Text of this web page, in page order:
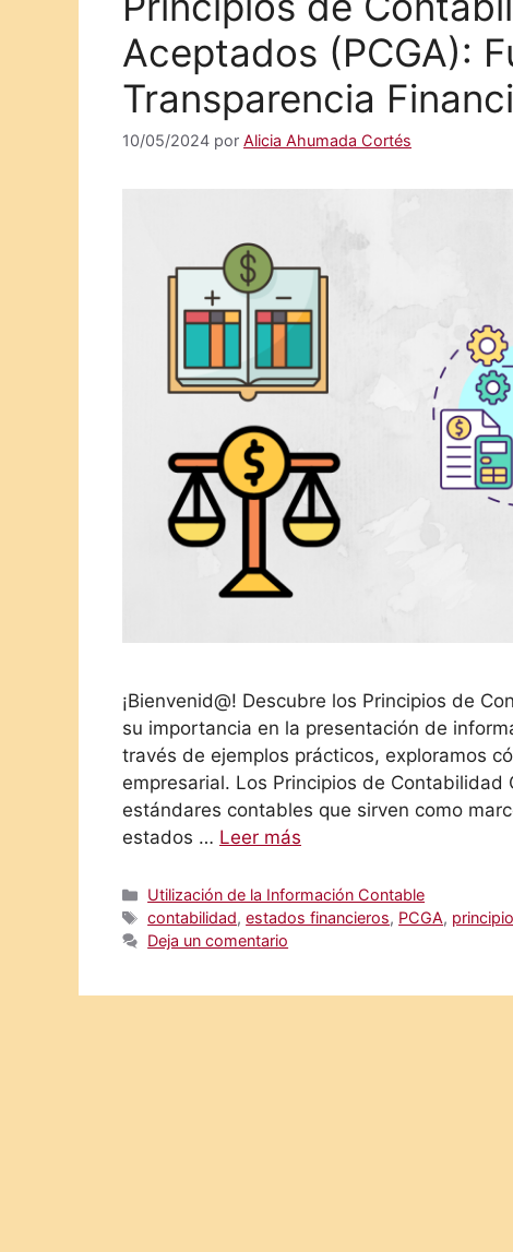
Aceptados (PCGA):
Transparencia
10/05/2024 por Alicia Ahumada Cortés
¡Bienvenid@! Descubre los Principios de
su importancia en la presentación de
través de ejemplos prácticos, exploramos
empresarial. Los Principios de Contabilidad
estándares contables que sirven como
estados … Leer más
Categorías
Utilización de la Información Contable
Etiquetas
contabilidad,estados financieros, PCGA,
Deja un comentario